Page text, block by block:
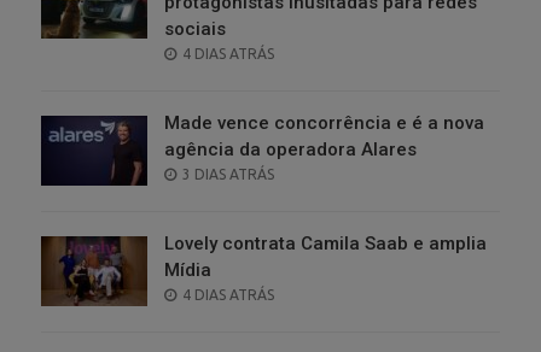
sociais
POSTED
4 DIAS ATRÁS
Made vence concorrência e é a nova
agência da operadora Alares
POSTED
3 DIAS ATRÁS
Lovely contrata Camila Saab e amplia
Mídia
POSTED
4 DIAS ATRÁS